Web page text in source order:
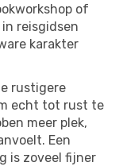
of
reisgidsen
karakter
rustigere
echt tot rust te
meer plek,
Een
is zoveel fijner